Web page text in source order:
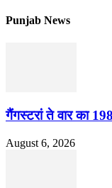
Punjab News
गैंगस्टरां ते वार का
August 6, 2026